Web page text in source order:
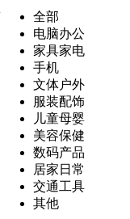
全部
电脑办公
家具家电
手机
文体户外
服装配饰
儿童母婴
美容保健
数码产品
居家日常
交通工具
其他